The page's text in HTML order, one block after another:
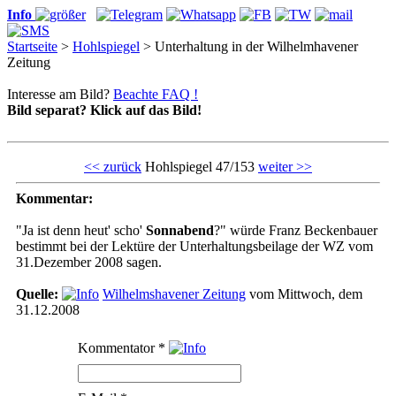
Info
Startseite > Hohlspiegel > Unterhaltung in der Wilhelmhavener
Zeitung
Interesse am Bild? Beachte FAQ !
Bild separat? Klick auf das Bild!
<< zurück Hohlspiegel 47/153 weiter >>
Kommentar:
"Ja ist denn heut' scho' Sonnabend?" würde Franz Beckenbauer
bestimmt bei der Lektüre der Unterhaltungsbeilage der WZ vom
31.Dezember 2008 sagen.
Quelle: Wilhelmshavener Zeitung vom Mittwoch, dem
31.12.2008
Kommentator *